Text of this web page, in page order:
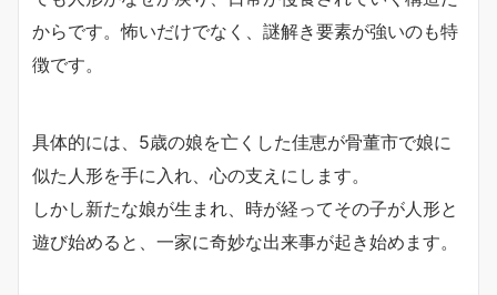
からです。怖いだけでなく、謎解き要素が強いのも特
徴です。
具体的には、5歳の娘を亡くした佳恵が骨董市で娘に
似た人形を手に入れ、心の支えにします。
しかし新たな娘が生まれ、時が経ってその子が人形と
遊び始めると、一家に奇妙な出来事が起き始めます。